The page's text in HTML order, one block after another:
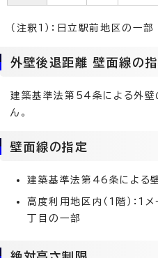
（注釈1）：日立駅前地区の一部
外壁後退距離 壁面線の
建築基準法第54条による外壁
ん。
壁面線の指定
建築基準法第46条による
高度利用地区内（1階）：1
丁目の一部